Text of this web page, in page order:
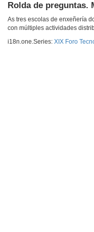
Rolda de preguntas.
As tres escolas de enxeñería
con múltiples actividades
i18n.one.Series: XIX Foro